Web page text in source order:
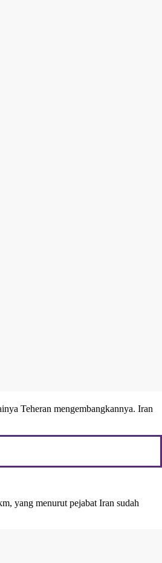
Teheran mengembangkannya. Iran
yang menurut pejabat Iran sudah